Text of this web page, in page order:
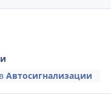
вАвтосигнализации